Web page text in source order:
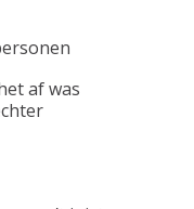
af was